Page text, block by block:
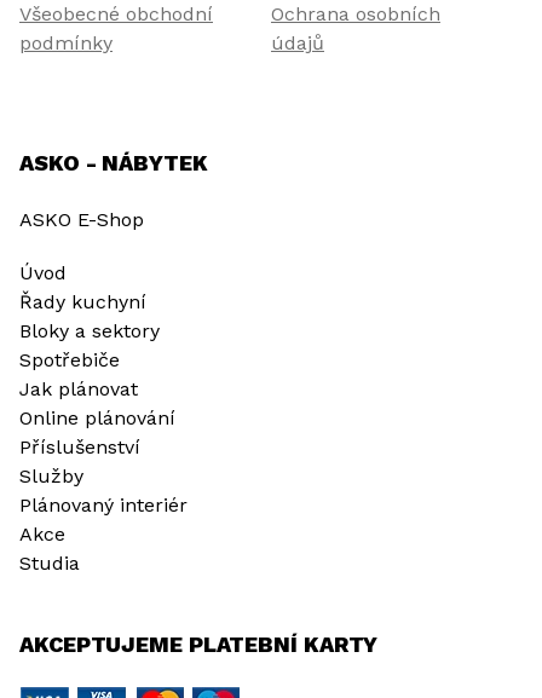
Všeobecné obchodní
podmínky
Ochrana osobních
údajů
ASKO - NÁBYTEK
ASKO E-Shop
Úvod
Řady kuchyní
Bloky a sektory
Spotřebiče
Jak plánovat
Online plánování
Příslušenství
Služby
Plánovaný interiér
Akce
Studia
AKCEPTUJEME PLATEBNÍ KARTY